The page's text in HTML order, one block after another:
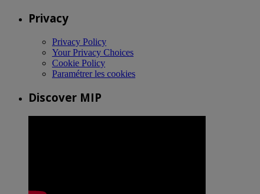
Privacy
Privacy Policy
Your Privacy Choices
Cookie Policy
Paramétrer les cookies
Discover MIP